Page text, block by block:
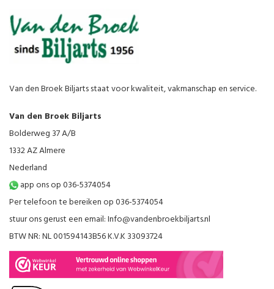
Van den Broek Biljarts staat voor kwaliteit, vakmanschap en service.
Van den Broek Biljarts
Bolderweg 37 A/B
1332 AZ Almere
Nederland
app ons op 036-5374054
Per telefoon te bereiken op 036-5374054
stuur ons gerust een email:Info@vandenbroekbiljarts.nl
BTW NR: NL 001594143B56 K.V.K 33093724